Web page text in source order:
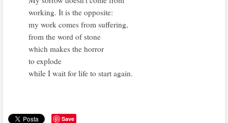
working. It is the opposite:
my work comes from suffering,
from the word of stone
which makes the horror
to explode
while I wait for life to start again.
Save